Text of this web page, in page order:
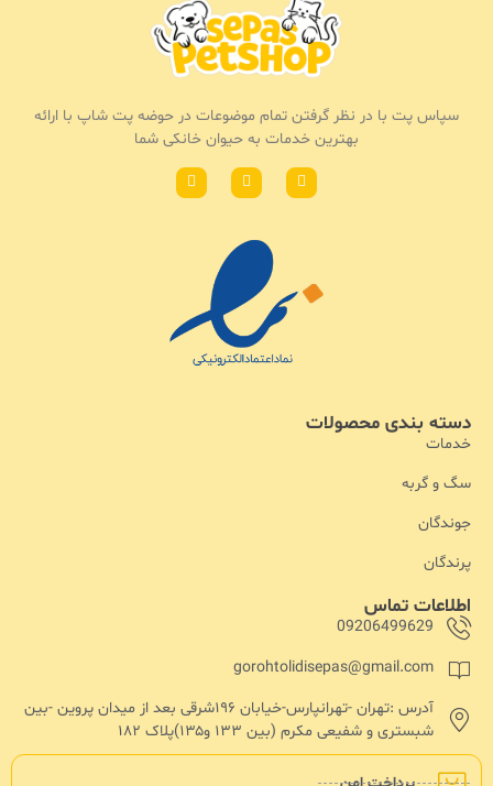
اطلاعات تماس
09206499629
gorohtolidisepas@gmail.com
آدرس :تهران -تهرانپارس-خیابان ۱۹۶شرقی بعد از میدان پروین -بین
شبستری و شفیعی مکرم (بین ۱۳۳ و۱۳۵)پلاک ۱۸۲
دسته بندی محصولات
خدمات
سگ و گربه
جوندگان
پرندگان
سپاس پت با در نظر گرفتن تمام موضوعات در حوضه پت شاپ با ارائه
بهترین خدمات به حیوان خانکی شما